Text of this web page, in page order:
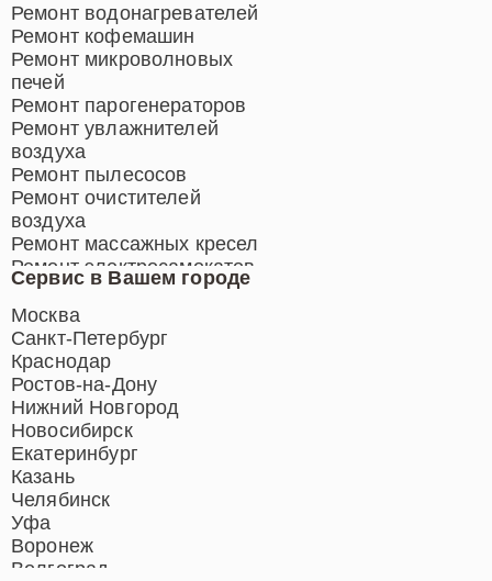
Сервис в Вашем городе
Москва
Санкт-Петербург
Краснодар
Ростов-на-Дону
Нижний Новгород
Новосибирск
Екатеринбург
Казань
Челябинск
Уфа
Воронеж
Волгоград
Ремонт водонагревателей
Ремонт кофемашин
Ремонт микроволновых
печей
Ремонт парогенераторов
Ремонт увлажнителей
воздуха
Ремонт пылесосов
Ремонт очистителей
воздуха
Ремонт массажных кресел
Ремонт электросамокатов
Ремонт индукционных плит
Ремонт роботов-пылесосов
Ремонт гладильных систем
Ремонт отпаривателей
Ремонт вертикальных
пылесосов